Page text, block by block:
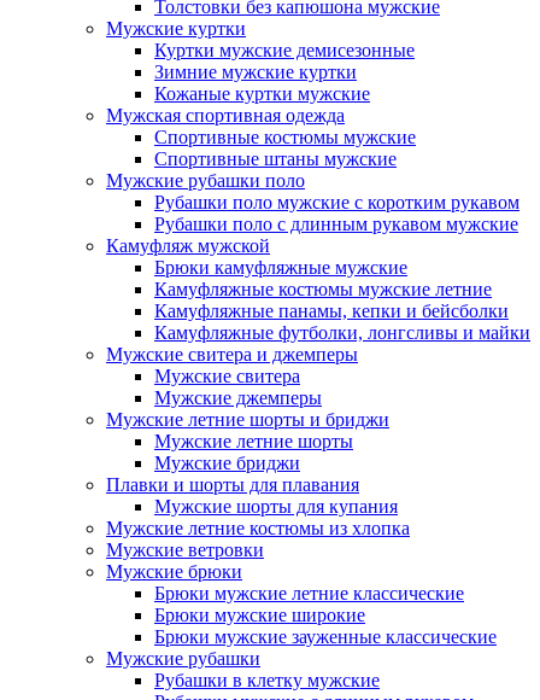
Толстовки без капюшона мужские
Мужские куртки
Куртки мужские демисезонные
Зимние мужские куртки
Кожаные куртки мужские
Мужская спортивная одежда
Спортивные костюмы мужские
Спортивные штаны мужские
Мужские рубашки поло
Рубашки поло мужские с коротким рукавом
Рубашки поло с длинным рукавом мужские
Камуфляж мужской
Брюки камуфляжные мужские
Камуфляжные костюмы мужские летние
Камуфляжные панамы, кепки и бейсболки
Камуфляжные футболки, лонгсливы и майки
Мужские свитера и джемперы
Мужские свитера
Мужские джемперы
Мужские летние шорты и бриджи
Мужские летние шорты
Мужские бриджи
Плавки и шорты для плавания
Мужские шорты для купания
Мужские летние костюмы из хлопка
Мужские ветровки
Мужские брюки
Брюки мужские летние классические
Брюки мужские широкие
Брюки мужские зауженные классические
Мужские рубашки
Рубашки в клетку мужские